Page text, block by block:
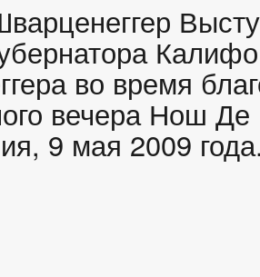
во время
вечера Нош
9 мая 2009